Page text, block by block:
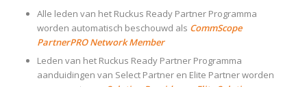
Alle leden van het Ruckus Ready Partner Programma
worden automatisch beschouwd als CommScope
PartnerPRO Network Member
Leden van het Ruckus Ready Partner Programma
aanduidingen van Select Partner en Elite Partner worden